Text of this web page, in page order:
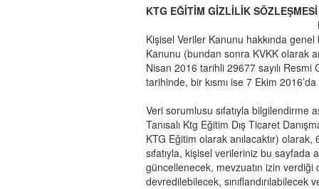
KTG EĞİTİM GİZLİLİK SÖZLEŞMESİ
Kişisel Veriler Kanunu hakkında
Kanunu (bundan sonra KVKK olarak
Nisan 2016 tarihli 29677 sayılı Resmi
tarihinde, bir kısmı ise 7 Ekim
Veri sorumlusu sıfatıyla bilgilendirme
Tanısalı Ktg Eğitim Dış Ticaret
KTG Eğitim olarak anılacaktır) olarak,
sıfatıyla, kişisel verileriniz bu sayfada
güncellenecek, mevzuatın izin
devredilebilecek, sınıflandırılabilecek